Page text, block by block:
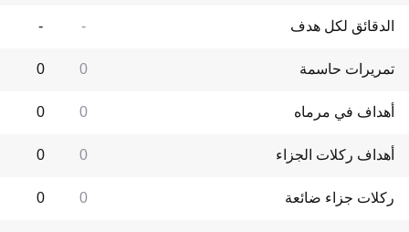
الدقائق لكل هدف -
-
تمريرات حاسمة 0
0
أهداف في مرماه 0
0
أهداف ركلات الجزاء 0
0
ركلات جزاء ضائعة 0
0